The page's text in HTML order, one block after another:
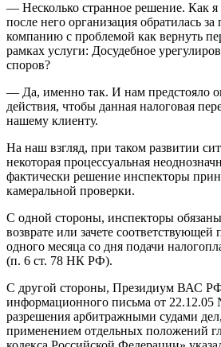
— Несколько странное решение. Как
после него организация обратилась
компанию с проблемой как вернуть
рамках услуги: Досудебное
споров?
— Да, именно так. И нам предстояло
действия, чтобы данная налоговая
нашему клиенту.
На наш взгляд, при таком развитии
некоторая процессуальная
фактически решение инспекторы
камеральной проверки.
С одной стороны, инспекторы
возврате или зачете соответствующей
одного месяца со дня подачи
(п. 6 ст. 78 НК РФ).
С другой стороны, Президиум ВАС РФ
информационного письма от 22.12.05
разрешения арбитражными судами
применением отдельных положений